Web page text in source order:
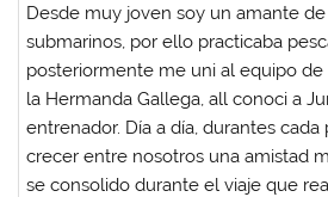
Desde muy joven soy un amante
submarinos, por ello practicaba
posteriormente me uni al equipo
la Hermanda Gallega, all conoci a
entrenador. Día a día, durantes
crecer entre nosotros una amistad
se consolido durante el viaje que